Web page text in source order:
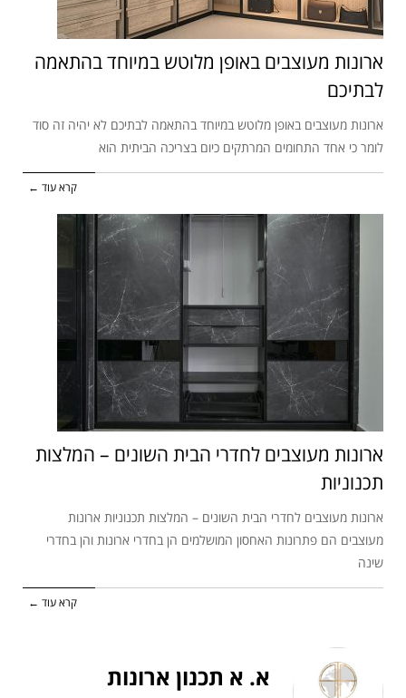
ארונות מעוצבים באופן מלוטש במיוחד בהתאמה
לבתיכם
ארונות מעוצבים באופן מלוטש במיוחד בהתאמה לבתיכם לא יהיה זה סוד
לומר כי אחד התחומים המרתקים כיום בצריכה הביתית הוא
קרא עוד ←
ארונות מעוצבים לחדרי הבית השונים – המלצות
תכנוניות
ארונות מעוצבים לחדרי הבית השונים – המלצות תכנוניות ארונות
מעוצבים הם פתרונות האחסון המושלמים הן בחדרי ארונות והן בחדרי
שינה
קרא עוד ←
א. א תכנון ארונות